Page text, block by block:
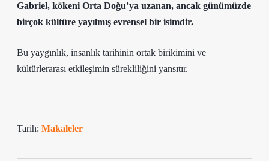
Gabriel, kökeni Orta Doğu’ya uzanan, ancak günümüzde
birçok kültüre yayılmış evrensel bir isimdir.
Bu yaygınlık, insanlık tarihinin ortak birikimini ve
kültürlerarası etkileşimin sürekliliğini yansıtır.
Tarih: Makaleler